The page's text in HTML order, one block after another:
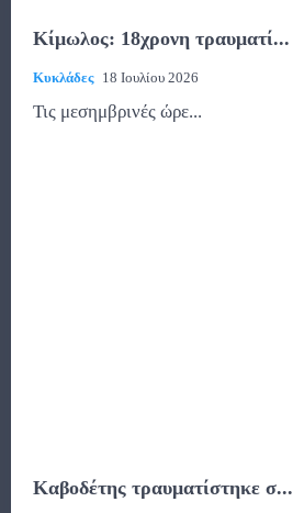
Κίμωλος: 18χρονη τραυματί...
Κυκλάδες 18 Ιουλίου 2026
Τις μεσημβρινές ώρε...
Καβοδέτης τραυματίστηκε σ...